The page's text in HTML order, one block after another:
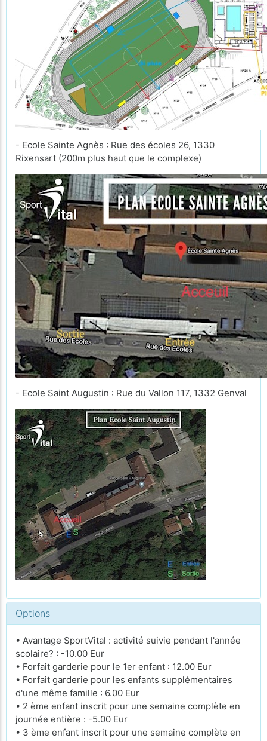
- Ecole Sainte Agnès : Rue des écoles 26, 1330
Rixensart (200m plus haut que le complexe)
- Ecole Saint Augustin : Rue du Vallon 117, 1332 Genval
Options
• Avantage SportVital : activité suivie pendant l'année
scolaire? : -10.00 Eur
• Forfait garderie pour le 1er enfant : 12.00 Eur
• Forfait garderie pour les enfants supplémentaires
d'une même famille : 6.00 Eur
• 2 ème enfant inscrit pour une semaine complète en
journée entière : -5.00 Eur
• 3 ème enfant inscrit pour une semaine complète en